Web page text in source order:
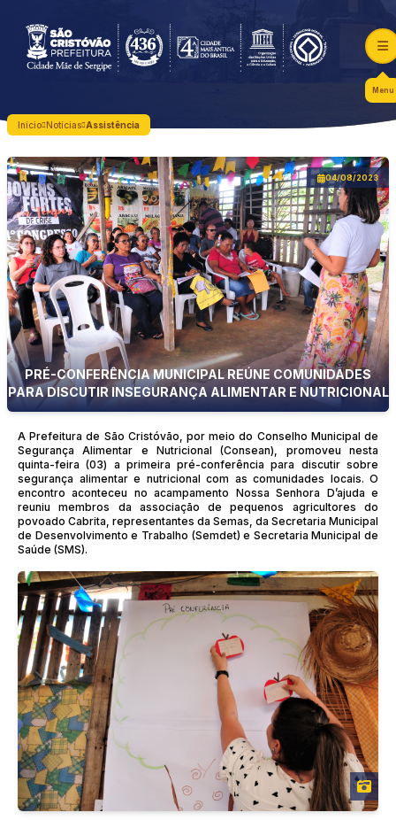
Menu
Início Notícias Assistência
04/08/2023
PRÉ-CONFERÊNCIA MUNICIPAL REÚNE COMUNIDADES
PARA DISCUTIR INSEGURANÇA ALIMENTAR E NUTRICIONAL
A Prefeitura de São Cristóvão, por meio do Conselho Municipal de
Segurança Alimentar e Nutricional (Consean), promoveu nesta
quinta-feira (03) a primeira pré-conferência para discutir sobre
segurança alimentar e nutricional com as comunidades locais. O
encontro aconteceu no acampamento Nossa Senhora D’ajuda e
reuniu membros da associação de pequenos agricultores do
povoado Cabrita, representantes da Semas, da Secretaria Municipal
de Desenvolvimento e Trabalho (Semdet) e Secretaria Municipal de
Saúde (SMS).